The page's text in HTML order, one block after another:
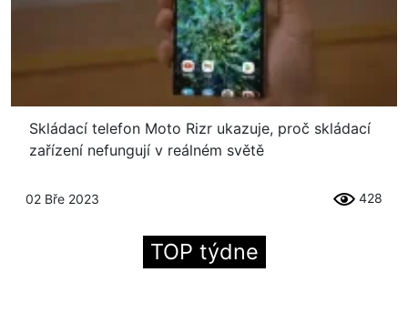
Skládací telefon Moto Rizr ukazuje, proč skládací
zařízení nefungují v reálném světě
02 Bře 2023 428
TOP týdne